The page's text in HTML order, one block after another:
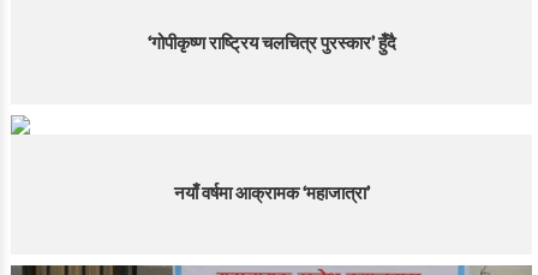
‘गोपीकृष्ण राष्ट्रिय चलचित्र पुरस्कार’ हुँदै
नयाँ वर्षमा आक्रामक ‘महाजात्रा’